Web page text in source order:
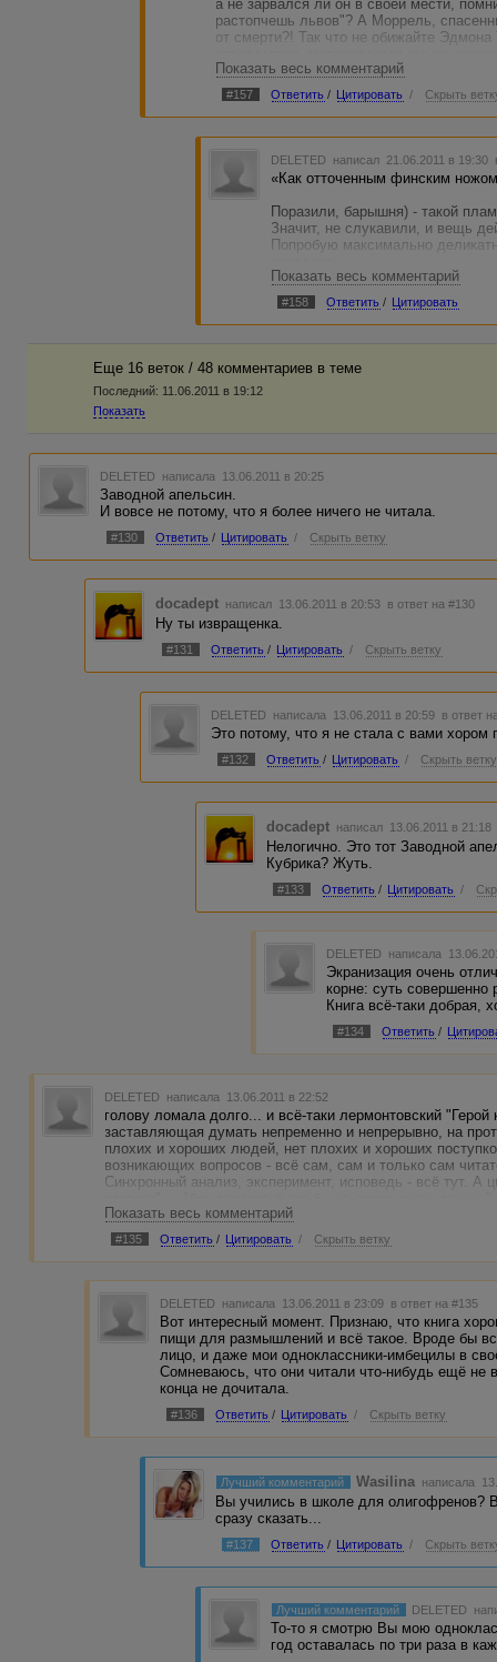
а не зарвался ли он в своей мести,
растопчешь львов"? А Моррель,
от смерти?! Так что не обижайте Эдмона
сюжет закручен довольно лихо.
зы: "одержимый местью наркоман" -
прийти не мог )))) просто новый взгляд
ЗЗЫ: иду читать Жюля Верна!
Показать весь комментарий
#157 Ответить / Цитировать / Скрыть
DELETED написал 21.06.2011 в 19:30
«Как отточенным финским
Поразили, барышня) - такой
Значит, не слукавили, и вещь
Попробую максимально
Была такая книга в школьной
Достоевского. Где доведенный
с убийством. В жертвы автор
Конкретнейшее противостояние
дорисовывать Лизавету –
сюжета. Кто знает?
Спасибо за Ваш ответ)
Показать весь комментарий
#158 Ответить / Цитировать
Еще 16 веток / 48 комментариев в темe
Последний: 11.06.2011 в 19:12
Показать
DELETED написала 13.06.2011 в 20:25
Заводной апельсин.
И вовсе не потому, что я более ничего не читала.
#130 Ответить / Цитировать / Скрыть ветку
docadept написал 13.06.2011 в 20:53 в ответ на #130
Ну ты извращенка.
#131 Ответить / Цитировать / Скрыть ветку
DELETED написала 13.06.2011 в 20:59 в ответ
Это потому, что я не стала с вами хором
#132 Ответить / Цитировать / Скрыть ветку
docadept написал 13.06.2011 в
Нелогично. Это тот Заводной
Кубрика? Жуть.
#133 Ответить / Цитировать /
DELETED написала
Экранизация очень
корне: суть совершенно
Книга всё-таки добрая,
#134 Ответить /
DELETED написала 13.06.2011 в 22:52
голову ломала долго... и всё-таки лермонтовский
заставляющая думать непременно и непрерывно, на
плохих и хороших людей, нет плохих и хороших
возникающих вопросов - всё сам, сам и только сам
Синхронный анализ, эксперимент, исповедь - всё тут. А
Архимед хотел приподнять земной шар" ... "женщины
это цитаты лишь с двух соседних страниц, а поспорить
Показать весь комментарий
#135 Ответить / Цитировать / Скрыть ветку
DELETED написала 13.06.2011 в 23:09 в ответ на #135
Вот интересный момент. Признаю, что книга
пищи для размышлений и всё такое. Вроде бы
лицо, и даже мои одноклассники-имбецилы в
Сомневаюсь, что они читали что-нибудь ещё не
конца не дочитала.
#136 Ответить / Цитировать / Скрыть ветку
Лучший комментарий Wasilina написала
Вы учились в школе для олигофренов?
сразу сказать...
#137 Ответить / Цитировать / Скрыть
Лучший комментарий DELETED
То-то я смотрю Вы мою
год оставалась по три раза в